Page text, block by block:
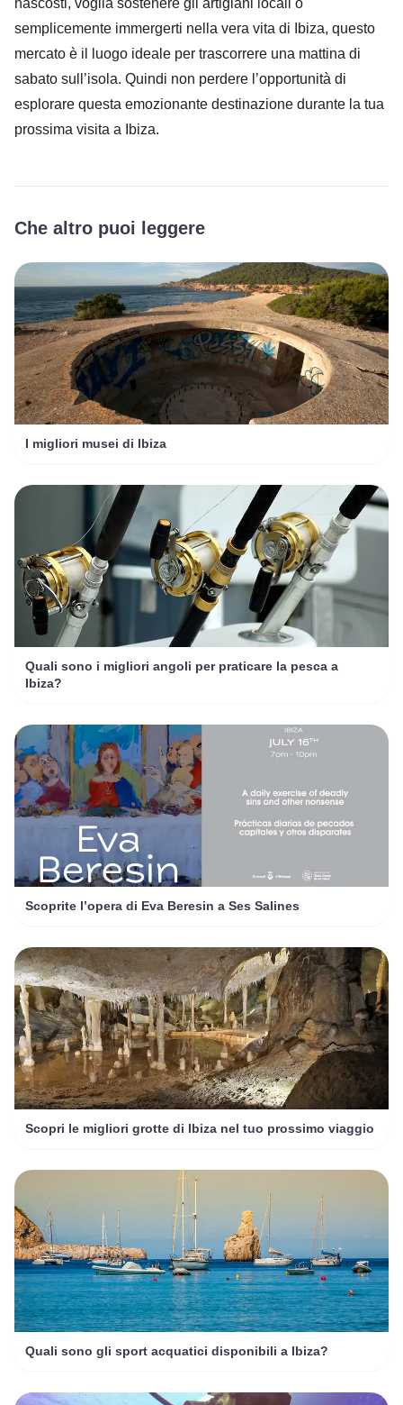
semplicemente immergerti nella vera vita di Ibiza, questo
mercato è il luogo ideale per trascorrere una mattina di
sabato sull’isola. Quindi non perdere l’opportunità di
esplorare questa emozionante destinazione durante la tua
prossima visita a Ibiza.
Che altro puoi leggere
I migliori musei di Ibiza
Quali sono i migliori angoli per praticare la pesca a
Ibiza?
Scoprite l’opera di Eva Beresin a Ses Salines
Scopri le migliori grotte di Ibiza nel tuo prossimo viaggio
Quali sono gli sport acquatici disponibili a Ibiza?